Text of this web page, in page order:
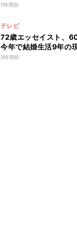
1時間前
テレビ
72歳エッセイスト、
今年で結婚生活9年の
2時間前